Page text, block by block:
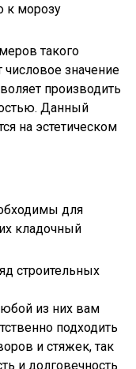
к морозу
такого
числовое значение
производить
Данный
на эстетическом
для
кладочный
строительных
из них вам
подходить
и стяжек, так
и долговечность